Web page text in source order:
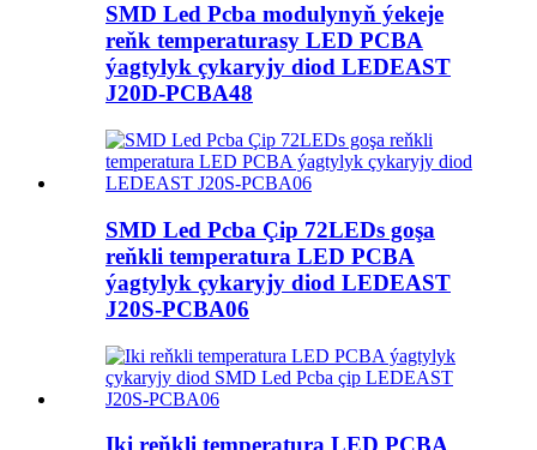
SMD Led Pcba modulynyň ýekeje
reňk temperaturasy LED PCBA
ýagtylyk çykaryjy diod LEDEAST
J20D-PCBA48
SMD Led Pcba Çip 72LEDs goşa
reňkli temperatura LED PCBA
ýagtylyk çykaryjy diod LEDEAST
J20S-PCBA06
Iki reňkli temperatura LED PCBA